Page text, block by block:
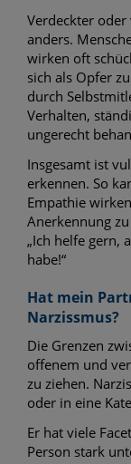
Verdeckter
anders.
wirken oft
sich als Opfer
durch
Verhalten,
ungerecht
Insgesamt ist
erkennen. So
Empathie
Anerkennung
„Ich helfe gern,
habe!“
Hat mein
Narzissmus?
Die Grenzen
offenem und
zu ziehen.
oder in eine
Er hat viele
Person stark